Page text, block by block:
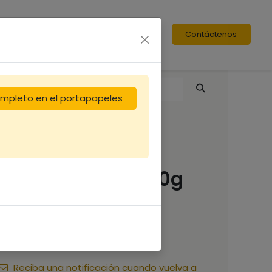
Contáctenos
de BRUYERE
CALLUN- verre 250g
(18.96 €/kg)
Reciba una notificación cuando vuelva a
en el portapapeles